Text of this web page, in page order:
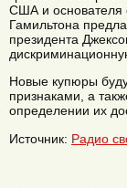
США и основателя
Гамильтона
президента
Новые купюры
признаками, а
определении их
Источник: Радио